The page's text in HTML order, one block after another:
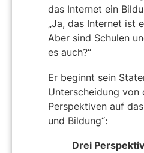
das Internet ein
„Ja, das Internet ist
Aber sind Schulen
es auch?“
Er beginnt sein
Unterscheidung von
Perspektiven auf
und Bildung“:
Drei